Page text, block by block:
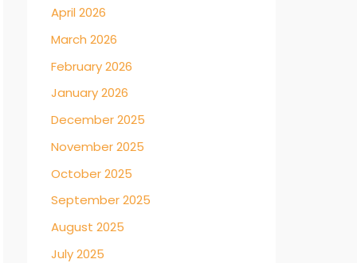
April 2026
March 2026
February 2026
January 2026
December 2025
November 2025
October 2025
September 2025
August 2025
July 2025